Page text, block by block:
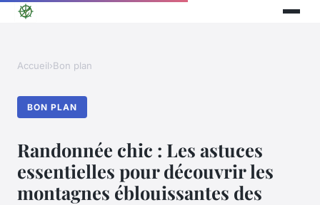
Accueil›Bon plan
BON PLAN
Randonnée chic : Les astuces
essentielles pour découvrir les
montagnes éblouissantes des